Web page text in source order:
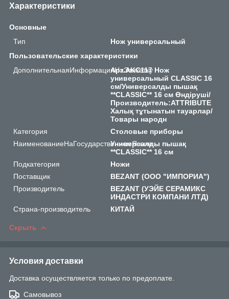
Характеристики
Основные
Тип
Нож универсальный
Пользовательские характеристики
ДополнительнаяИнформацияНаЭтикетку
Арт.AKC117 Нож
универсальный CLASSIC 16
см/Универсалды пышақ
**CLASSIC** 16 см Өндіруші/
Производитель:ATTRIBUTE
Халық тұтынатын тауарлар/
Товары народн
Категория
Столовые приборы
НаименованиеНаГосударственномЯзыке
Универсалды пышақ
**CLASSIC** 16 см
Подкатегория
Ножи
Поставщик
BEZANT (ООО "ИМПОРИА")
Производитель
BEZANT (УЭЙЕ СЕРАМИКС
ИНДАСТРИ КОМПАНИ ЛТД)
Страна-производитель
КИТАЙ
Скрыть
Условия доставки
Доставка осуществляется только по предоплате.
Самовывоз